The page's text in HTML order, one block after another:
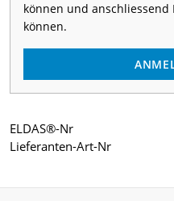
können und
können.
ELDAS®-Nr
Lieferanten-Art-Nr